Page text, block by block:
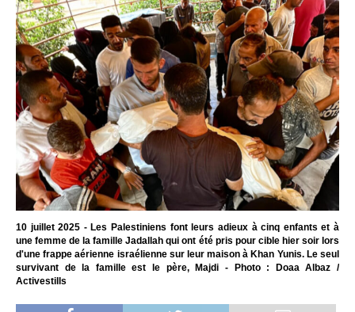
10 juillet 2025 - Les Palestiniens font leurs adieux à cinq enfants et à
une femme de la famille Jadallah qui ont été pris pour cible hier soir lors
d'une frappe aérienne israélienne sur leur maison à Khan Yunis. Le seul
survivant de la famille est le père, Majdi - Photo : Doaa Albaz /
Activestills